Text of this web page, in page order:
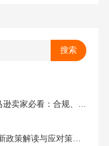
美国海运、关税、亚马逊FBA费用最新政策解读与应对策略（2026版）